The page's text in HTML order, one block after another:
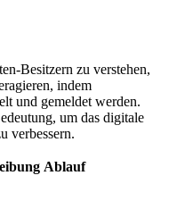
Besitzern zu verstehen,
indem
und gemeldet werden.
um das digitale
verbessern.
Ablauf